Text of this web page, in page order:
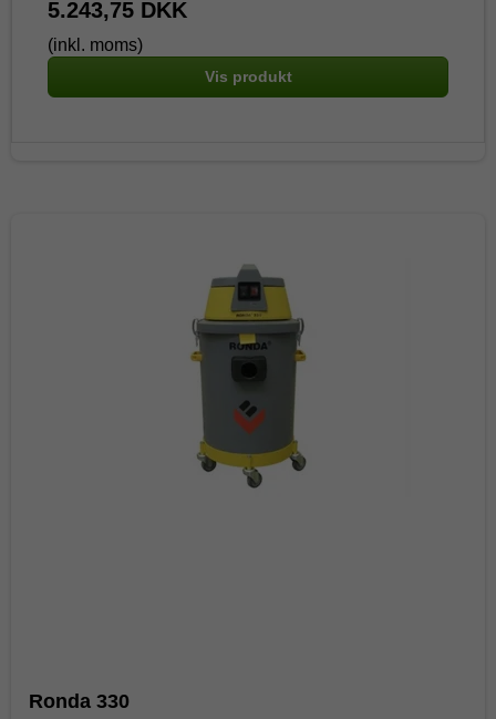
5.243,75 DKK
(inkl. moms)
Vis produkt
Ronda 330